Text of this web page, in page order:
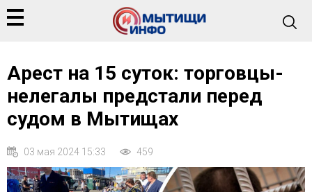
Арест на 15 суток: торговцы-
нелегалы предстали перед
судом в Мытищах
03 мая 2024 15:33 459